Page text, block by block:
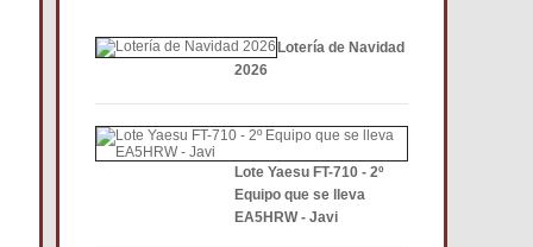
Lotería de Navidad
2026
Lote Yaesu FT-710 - 2º
Equipo que se lleva
EA5HRW - Javi